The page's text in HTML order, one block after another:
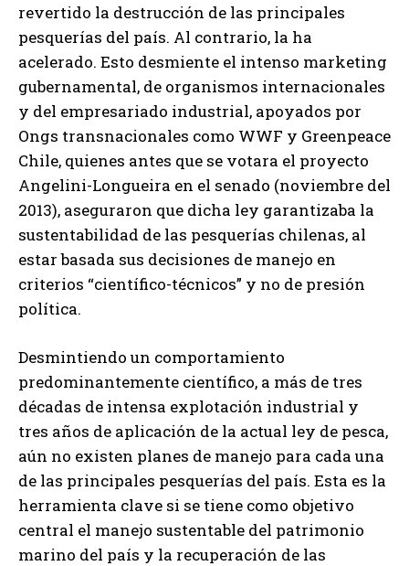
revertido la destrucción de las principales
pesquerías del país. Al contrario, la ha
acelerado. Esto desmiente el intenso marketing
gubernamental, de organismos internacionales
y del empresariado industrial, apoyados por
Ongs transnacionales como WWF y Greenpeace
Chile, quienes antes que se votara el proyecto
Angelini-Longueira en el senado (noviembre del
2013), aseguraron que dicha ley garantizaba la
sustentabilidad de las pesquerías chilenas, al
estar basada sus decisiones de manejo en
criterios “científico-técnicos” y no de presión
política.
Desmintiendo un comportamiento
predominantemente científico, a más de tres
décadas de intensa explotación industrial y
tres años de aplicación de la actual ley de pesca,
aún no existen planes de manejo para cada una
de las principales pesquerías del país. Esta es la
herramienta clave si se tiene como objetivo
central el manejo sustentable del patrimonio
marino del país y la recuperación de las